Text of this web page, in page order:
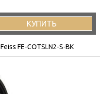
КУПИТЬ
FE-COTSLN2-S-BK